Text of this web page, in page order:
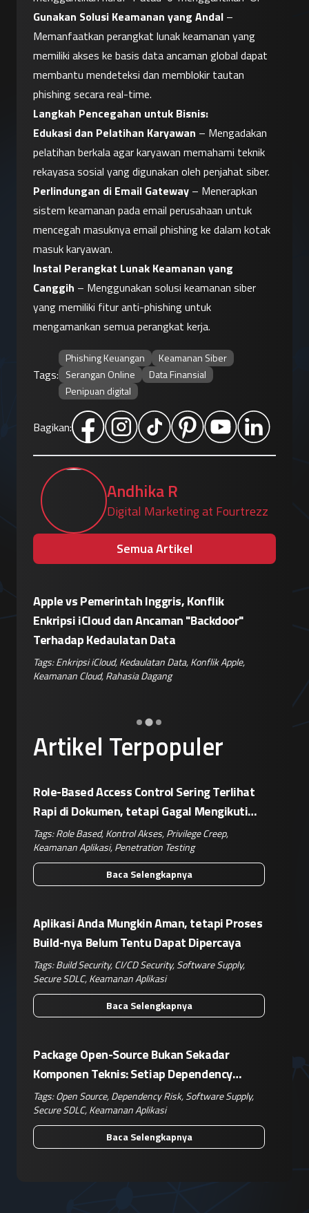
Gunakan Solusi Keamanan yang Andal –
Memanfaatkan perangkat lunak keamanan yang
memiliki akses ke basis data ancaman global dapat
membantu mendeteksi dan memblokir tautan
phishing secara real-time.
Langkah Pencegahan untuk Bisnis:
Edukasi dan Pelatihan Karyawan – Mengadakan
pelatihan berkala agar karyawan memahami teknik
rekayasa sosial yang digunakan oleh penjahat siber.
Perlindungan di Email Gateway – Menerapkan
sistem keamanan pada email perusahaan untuk
mencegah masuknya email phishing ke dalam kotak
masuk karyawan.
Instal Perangkat Lunak Keamanan yang
Canggih – Menggunakan solusi keamanan siber
yang memiliki fitur anti-phishing untuk
mengamankan semua perangkat kerja.
Tags:
Phishing Keuangan
Keamanan Siber
Serangan Online
Data Finansial
Penipuan digital
Bagikan:
Andhika R
Digital Marketing at Fourtrezz
Semua Artikel
Artikel Terpopuler
Role-Based Access Control Sering Terlihat
Rapi di Dokumen, tetapi Gagal Mengikuti
Operasional Nyata
Tags:Role Based,Kontrol Akses,Privilege Creep,
Keamanan Aplikasi,Penetration Testing
Baca Selengkapnya
Aplikasi Anda Mungkin Aman, tetapi Proses
Build-nya Belum Tentu Dapat Dipercaya
Tags:Build Security,CI/CD Security,Software Supply,
Secure SDLC,Keamanan Aplikasi
Baca Selengkapnya
Package Open-Source Bukan Sekadar
Komponen Teknis: Setiap Dependency
Adalah Keputusan Risiko Bisnis
Tags:Open Source,Dependency Risk,Software Supply,
Secure SDLC,Keamanan Aplikasi
Baca Selengkapnya
Apple vs Pemerintah Inggris, Konflik
Enkripsi iCloud dan Ancaman "Backdoor"
Terhadap Kedaulatan Data
Tags:Enkripsi iCloud,Kedaulatan Data,Konflik Apple,
Keamanan Cloud,Rahasia Dagang